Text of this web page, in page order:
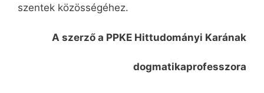
szentek közösségéhez.
A szerző a PPKE Hittudományi Karának
dogmatikaprofesszora